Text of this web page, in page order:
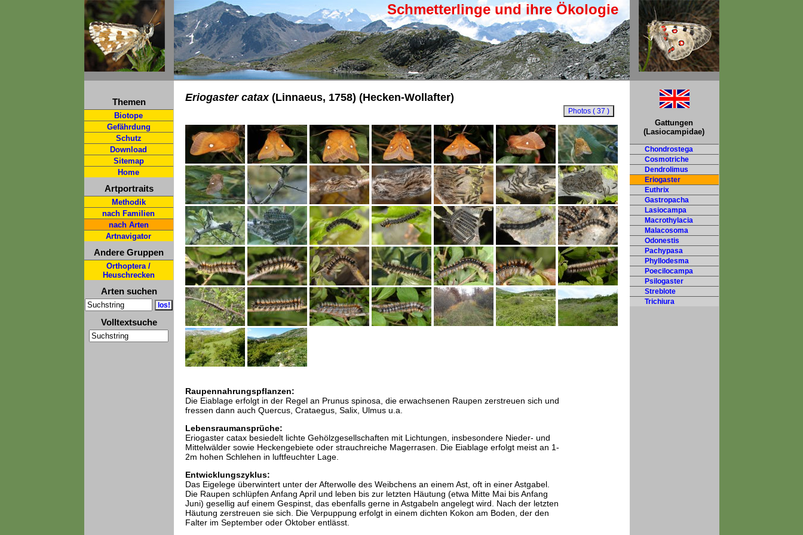
Schmetterlinge und ihre Ökologie
Themen
Biotope
Gefährdung
Schutz
Download
Sitemap
Home
Artportraits
Methodik
nach Familien
nach Arten
Artnavigator
Andere Gruppen
Orthoptera /
Heuschrecken
Arten suchen
Volltextsuche
Eriogaster catax(Linnaeus, 1758) (Hecken-Wollafter)
Raupennahrungspflanzen:
Die Eiablage erfolgt in der Regel an Prunus spinosa, die erwachsenen Raupen zerstreuen sich und
fressen dann auch Quercus, Crataegus, Salix, Ulmus u.a.
Lebensraumansprüche:
Eriogaster catax besiedelt lichte Gehölzgesellschaften mit Lichtungen, insbesondere Nieder- und
Mittelwälder sowie Heckengebiete oder strauchreiche Magerrasen. Die Eiablage erfolgt meist an 1-
2m hohen Schlehen in luftfeuchter Lage.
Entwicklungszyklus:
Das Eigelege überwintert unter der Afterwolle des Weibchens an einem Ast, oft in einer Astgabel.
Die Raupen schlüpfen Anfang April und leben bis zur letzten Häutung (etwa Mitte Mai bis Anfang
Juni) gesellig auf einem Gespinst, das ebenfalls gerne in Astgabeln angelegt wird. Nach der letzten
Häutung zerstreuen sie sich. Die Verpuppung erfolgt in einem dichten Kokon am Boden, der den
Falter im September oder Oktober entlässt.
Gattungen
(Lasiocampidae)
Chondrostega
Cosmotriche
Dendrolimus
Eriogaster
Euthrix
Gastropacha
Lasiocampa
Macrothylacia
Malacosoma
Odonestis
Pachypasa
Phyllodesma
Poecilocampa
Psilogaster
Streblote
Trichiura